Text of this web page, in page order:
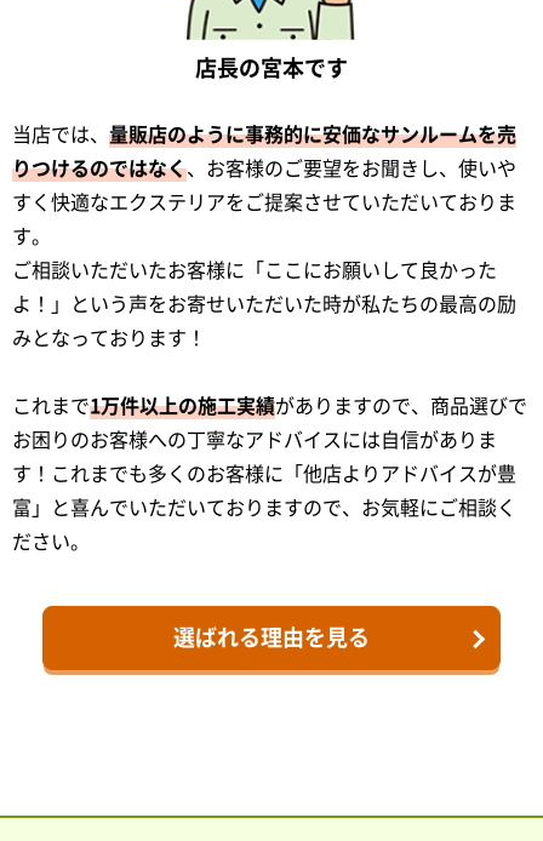
当店では、 量販店のように事務的に安価なサンルームを売
りつけるのではなく、お客様のご要望をお聞きし、使いや
すく快適なエクステリアをご提案させていただいておりま
す。
ご相談いただいたお客様に「ここにお願いして良かった
よ！」という声をお寄せいただいた時が私たちの最高の励
みとなっております！
これまで1万件以上の施工実績がありますので、商品選びで
お困りのお客様への丁寧なアドバイスには自信がありま
す！これまでも多くのお客様に「他店よりアドバイスが豊
富」と喜んでいただいておりますので、お気軽にご相談く
ださい。
店長の宮本です
選ばれる理由を見る